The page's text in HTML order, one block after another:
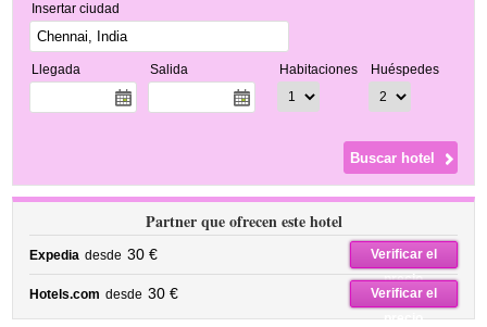
Insertar ciudad
Llegada Salida Habitaciones Huéspedes
Partner que ofrecen este hotel
Expedia desde 30 €
Verificar el
precio
Hotels.com desde 30 €
Verificar el
precio